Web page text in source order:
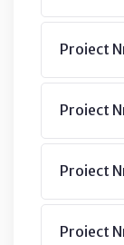
Proiect
Proiect
Proiect
Proiect